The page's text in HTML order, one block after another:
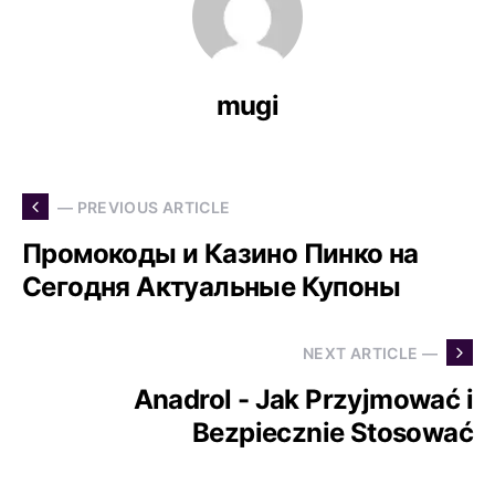
mugi
— PREVIOUS ARTICLE
Промокоды и Казино Пинко на
Сегодня Актуальные Купоны
NEXT ARTICLE —
Anadrol - Jak Przyjmować i
Bezpiecznie Stosować